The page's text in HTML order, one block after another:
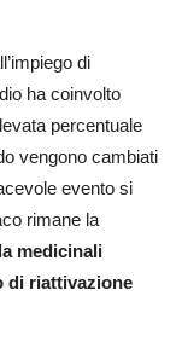
di
ha coinvolto
percentuale
vengono cambiati
evento si
rimane la
medicinali
di riattivazione